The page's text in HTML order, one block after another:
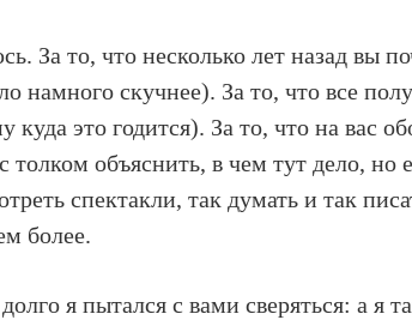
За то, что несколько лет назад вы
намного скучнее). За то, что все
это годится). За то, что на вас
толком объяснить, в чем тут дело, но
спектакли, так думать и так
более.
я пытался с вами сверяться: а я